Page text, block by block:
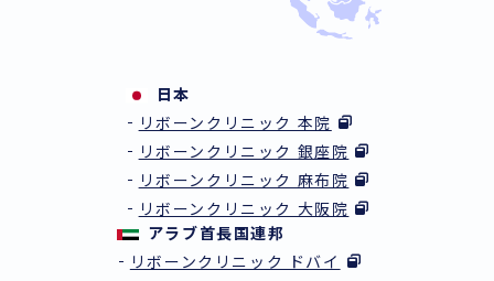
日本
リボーンクリニック 本院
リボーンクリニック 銀座院
リボーンクリニック 麻布院
リボーンクリニック 大阪院
アラブ首長国連邦
リボーンクリニック ドバイ